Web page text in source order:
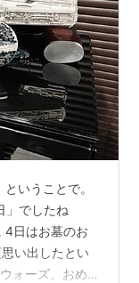
いうことで。
」でしたね
4日はお墓のお
い出したとい
ォーズ、おめ！